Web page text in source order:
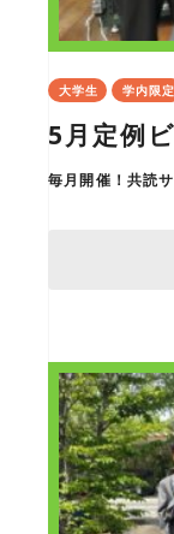
大学生 学内限定
5月定例
毎月開催！共読